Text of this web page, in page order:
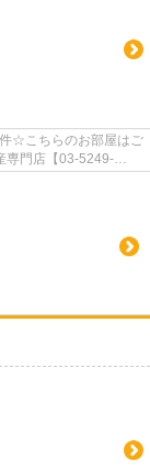
☆こちらのお部屋はご
専門店【03-5249-